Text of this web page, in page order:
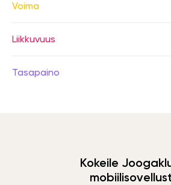
Voima
Liikkuvuus
Tasapaino
Kokeile